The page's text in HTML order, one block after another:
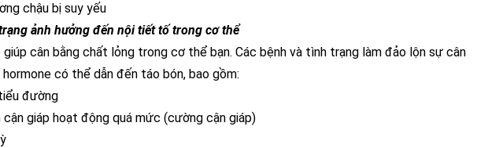
chậu bị suy yếu
ảnh hưởng đến nội tiết tố trong cơ thể
giúp cân bằng chất lỏng trong cơ thể bạn. Các bệnh và tình trạng làm đảo lộn sự cân
hormone có thể dẫn đến táo bón, bao gồm:
đường
giáp hoạt động quá mức (cường cận giáp)